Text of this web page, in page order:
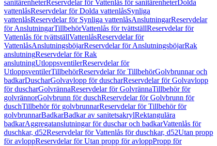
sanitärenheterReservdelar för Vattenlås för sanitärenheterDolda
vattenlåsReservdelar för Dolda vattenlåsSynliga
vattenlåsReservdelar för Synliga vattenlåsAnslutningarReservdelar
för AnslutningarTillbehörVattenlås för tvättställReservdelar för
Vattenlås för tvättställVattenlåsReservdelar för
VattenlåsAnslutningsböjarReservdelar för AnslutningsböjarRak
anslutningReservdelar för Rak
anslutningUtloppsventilerReservdelar för
UtloppsventilerTillbehörReservdelar för TillbehörGolvbrunnar och
badkarDuscharGolvavlopp för duscharReservdelar för Golvavlopp
för duscharGolvrännaReservdelar för GolvrännaTillbehör för
golvrännorGolvbrunn för duschReservdelar för Golvbrunn för
duschTillbehör för golvbrunnarReservdelar för Tillbehör för
golvbrunnarBadkarBadkar av sanitetsakrylRektangulära
badkarAggregatanslutningar för duschar och badkarVattenlås för
duschkar, d52Reservdelar för Vattenlås för duschkar, d52Utan propp
för avloppReservdelar för Utan propp för avloppPropp för